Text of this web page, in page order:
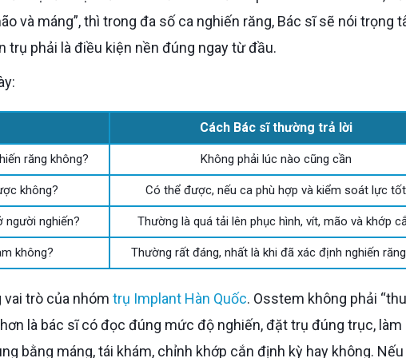
và máng”, thì trong đa số ca nghiến răng, Bác sĩ sẽ nói trọng
trụ phải là điều kiện nền đúng ngay từ đầu.
Cách Bác sĩ thường trả lời
răng không? Không phải lúc nào cũng cần
không? Có thể được, nếu ca phù hợp và kiểm soát lực tốt
người nghiến? Thường là quá tải lên phục hình, vít, mão và khớp
không? Thường rất đáng, nhất là khi đã xác định nghiến
vai trò của nhóm trụ Implant Hàn Quốc. Osstem không phải
là bác sĩ có đọc đúng mức độ nghiến, đặt trụ đúng trục, làm
bằng máng, tái khám, chỉnh khớp cắn định kỳ hay không. Nếu